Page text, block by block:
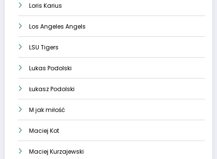
Loris Karius
Los Angeles Angels
LSU Tigers
Lukas Podolski
Łukasz Podolski
M jak miłość
Maciej Kot
Maciej Kurzajewski